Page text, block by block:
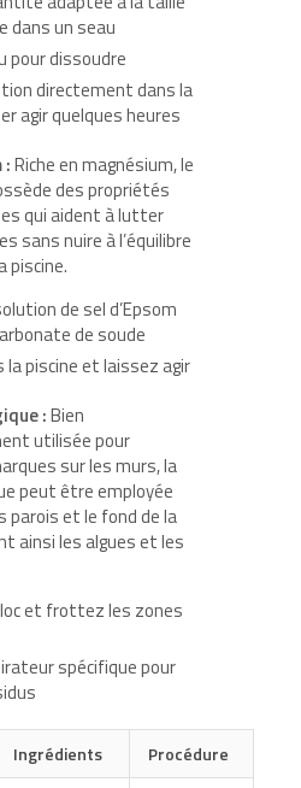
dans un seau
pour dissoudre
directement dans la
agir quelques heures
:Riche en magnésium, le
des propriétés
qui aident à lutter
sans nuire à l’équilibre
piscine.
de sel d’Epsom
de soude
la piscine et laissez agir
:Bien
utilisée pour
sur les murs, la
peut être employée
et le fond de la
ainsi les algues et les
et frottez les zones
spécifique pour
Ingrédients Procédure